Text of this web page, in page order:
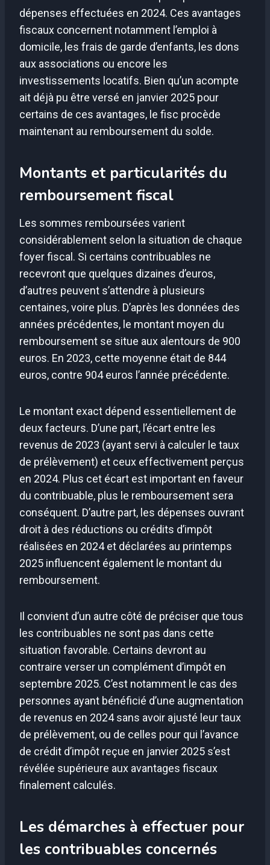
dépenses effectuées en 2024. Ces avantages
fiscaux concernent notamment l’emploi à
domicile, les frais de garde d’enfants, les dons
aux associations ou encore les
investissements locatifs. Bien qu’un acompte
ait déjà pu être versé en janvier 2025 pour
certains de ces avantages, le fisc procède
maintenant au remboursement du solde.
Montants et particularités du
remboursement fiscal
Les sommes remboursées varient
considérablement selon la situation de chaque
foyer fiscal. Si certains contribuables ne
recevront que quelques dizaines d’euros,
d’autres peuvent s’attendre à plusieurs
centaines, voire plus. D’après les données des
années précédentes, le montant moyen du
remboursement se situe aux alentours de 900
euros. En 2023, cette moyenne était de 844
euros, contre 904 euros l’année précédente.
Le montant exact dépend essentiellement de
deux facteurs. D’une part, l’écart entre les
revenus de 2023 (ayant servi à calculer le taux
de prélèvement) et ceux effectivement perçus
en 2024. Plus cet écart est important en faveur
du contribuable, plus le remboursement sera
conséquent. D’autre part, les dépenses ouvrant
droit à des réductions ou crédits d’impôt
réalisées en 2024 et déclarées au printemps
2025 influencent également le montant du
remboursement.
Il convient d’un autre côté de préciser que tous
les contribuables ne sont pas dans cette
situation favorable. Certains devront au
contraire verser un complément d’impôt en
septembre 2025. C’est notamment le cas des
personnes ayant bénéficié d’une augmentation
de revenus en 2024 sans avoir ajusté leur taux
de prélèvement, ou de celles pour qui l’avance
de crédit d’impôt reçue en janvier 2025 s’est
révélée supérieure aux avantages fiscaux
finalement calculés.
Les démarches à effectuer pour
les contribuables concernés